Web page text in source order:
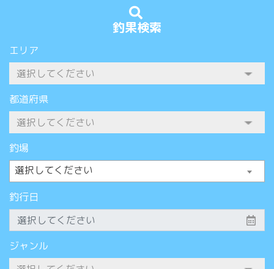
釣果検索
エリア
都道府県
釣場
選択してください
釣行日
ジャンル